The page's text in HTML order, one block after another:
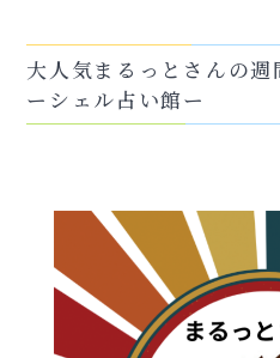
大人気まるっとさんの週
ーシェル占い館ー